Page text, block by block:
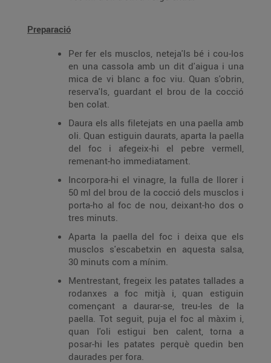
Preparació
Per fer els musclos, neteja'ls bé i cou-los
en una cassola amb un dit d'aigua i una
mica de vi blanc a foc viu. Quan s'obrin,
reserva'ls, guardant el brou de la cocció
ben colat.
Daura els alls filetejats en una paella amb
oli. Quan estiguin daurats, aparta la paella
del foc i afegeix-hi el pebre vermell,
remenant-ho immediatament.
Incorpora-hi el vinagre, la fulla de llorer i
50 ml del brou de la cocció dels musclos i
porta-ho al foc de nou, deixant-ho dos o
tres minuts.
Aparta la paella del foc i deixa que els
musclos s'escabetxin en aquesta salsa,
30 minuts com a mínim.
Mentrestant, fregeix les patates tallades a
rodanxes a foc mitjà i, quan estiguin
començant a daurar-se, treu-les de la
paella. Tot seguit, puja el foc al màxim i,
quan l'oli estigui ben calent, torna a
posar-hi les patates perquè quedin ben
daurades per fora.